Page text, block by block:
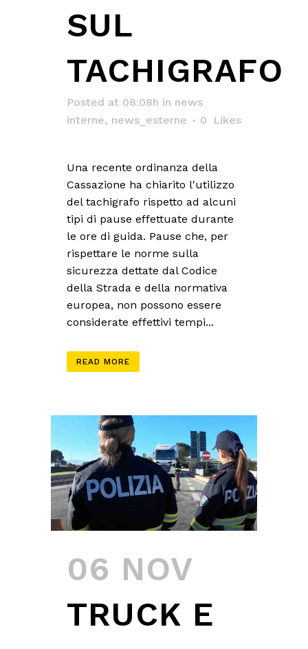
SUL
TACHIGRAFO
Posted at 08:08h in news
interne, news_esterne 0 Likes
Una recente ordinanza della
Cassazione ha chiarito l'utilizzo
del tachigrafo rispetto ad alcuni
tipi di pause effettuate durante
le ore di guida. Pause che, per
rispettare le norme sulla
sicurezza dettate dal Codice
della Strada e della normativa
europea, non possono essere
considerate effettivi tempi...
READ MORE
06 NOV
TRUCK E